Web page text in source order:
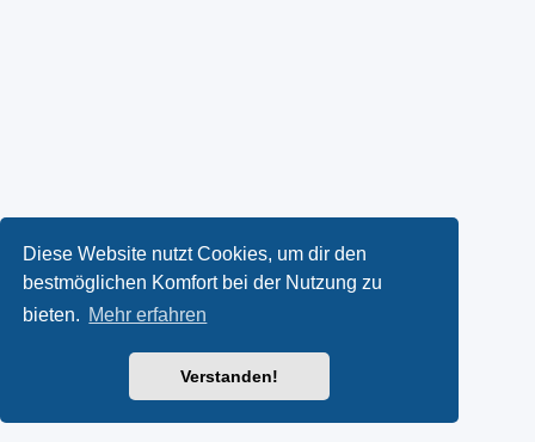
Diese Website nutzt Cookies, um dir den
bestmöglichen Komfort bei der Nutzung zu
bieten. Mehr erfahren
Verstanden!